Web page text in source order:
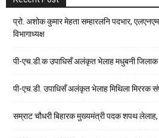
प्रो. अशोक कुमार मेहता सम्हारलनि पदभार,
विभागाध्यक्ष
पी-एच.डी.क उपाधिसँ अलंकृत भेलाह मधुबनी जिलाक
पी-एच.डी. उपाधिसँ अलंकृत भेलाह मिथिला मिररक
सम्राट चौधरी बिहारक मुख्यमंत्री पदक शपथ